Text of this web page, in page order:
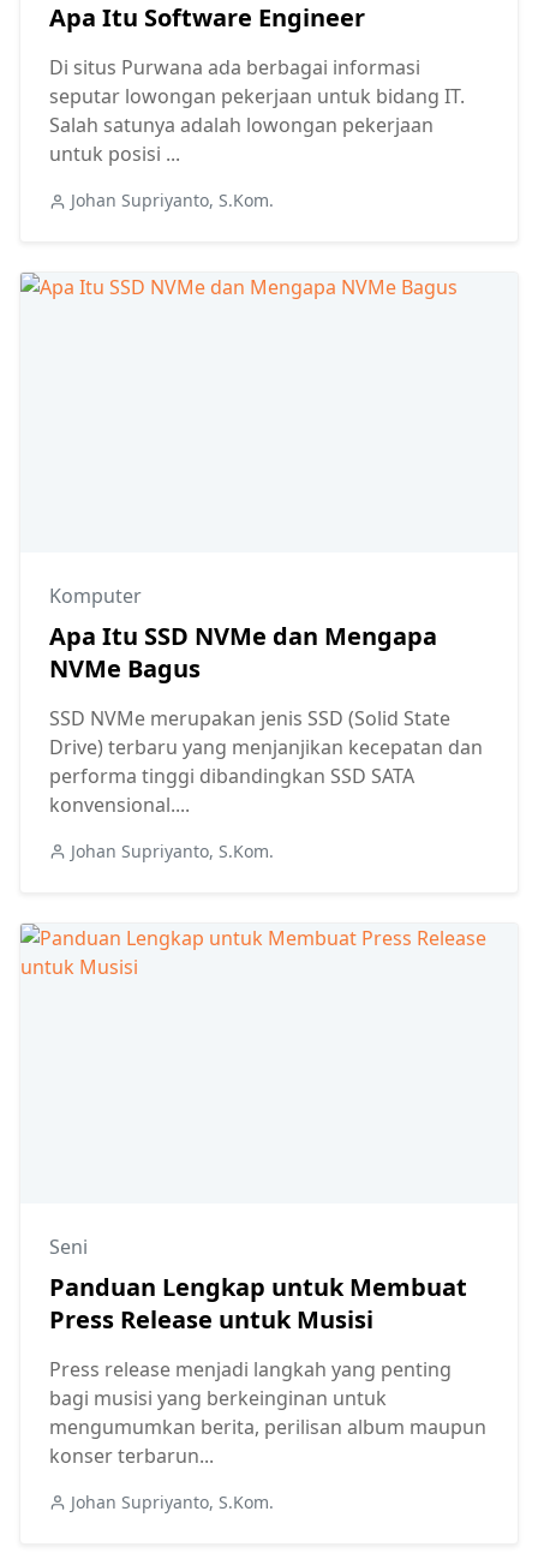
Apa Itu Software Engineer
Di situs Purwana ada berbagai informasi
seputar lowongan pekerjaan untuk bidang IT.
Salah satunya adalah lowongan pekerjaan
untuk posisi ...
Johan Supriyanto, S.Kom.
Komputer
Apa Itu SSD NVMe dan Mengapa
NVMe Bagus
SSD NVMe merupakan jenis SSD (Solid State
Drive) terbaru yang menjanjikan kecepatan dan
performa tinggi dibandingkan SSD SATA
konvensional....
Johan Supriyanto, S.Kom.
Seni
Panduan Lengkap untuk Membuat
Press Release untuk Musisi
Press release menjadi langkah yang penting
bagi musisi yang berkeinginan untuk
mengumumkan berita, perilisan album maupun
konser terbarun...
Johan Supriyanto, S.Kom.